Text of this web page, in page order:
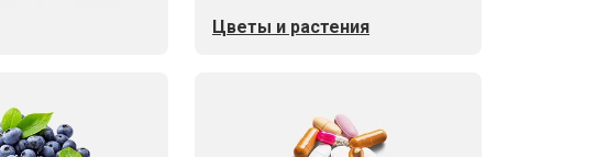
Цветы и растения